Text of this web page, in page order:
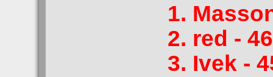
1.
2. red -
3. Ivek -